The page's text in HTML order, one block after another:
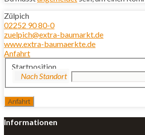
Zülpich
02252 90 80-0
zuelpich@extra-baumarkt.de
www.extra-baumaerkte.de
Anfahrt
Startposition
Informationen